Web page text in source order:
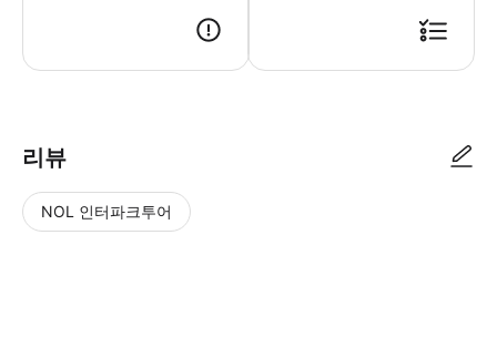
리뷰
NOL 인터파크투어